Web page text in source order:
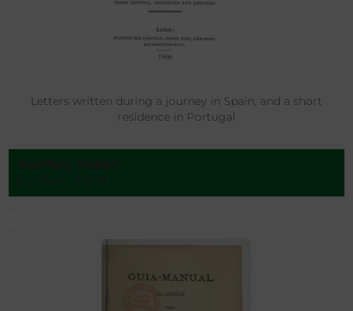
Letters written during a journey in Spain, and a short
residence in Portugal